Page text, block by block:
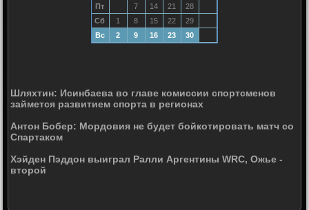
Пт
7 14 21
28
Сб
1 8 15 22
29
Вс
2 9 16 23 30
Шляхтин: Исинбаева во главе комиссии спортсменов
займется развитием спорта в регионах
Антон Бобер: Мордовия не будет бойкотировать матч со
Спартаком
Хэйден Пэддон выиграл Ралли Аргентины WRC, Ожье -
второй